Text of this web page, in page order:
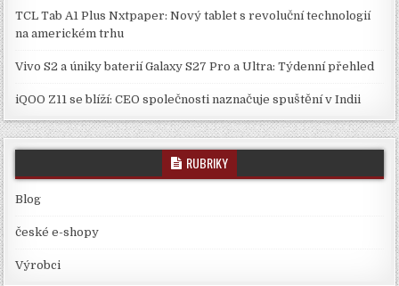
TCL Tab A1 Plus Nxtpaper: Nový tablet s revoluční technologií
na americkém trhu
Vivo S2 a úniky baterií Galaxy S27 Pro a Ultra: Týdenní přehled
iQOO Z11 se blíží: CEO společnosti naznačuje spuštění v Indii
RUBRIKY
Blog
české e-shopy
Výrobci